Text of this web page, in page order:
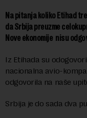
Na pitanja koliko Etihad
da Srbija preuzme
Nove ekonomije nisu
Iz Etihada su
nacionalna avio-
odgovorila na naše
Srbija je do sada dva